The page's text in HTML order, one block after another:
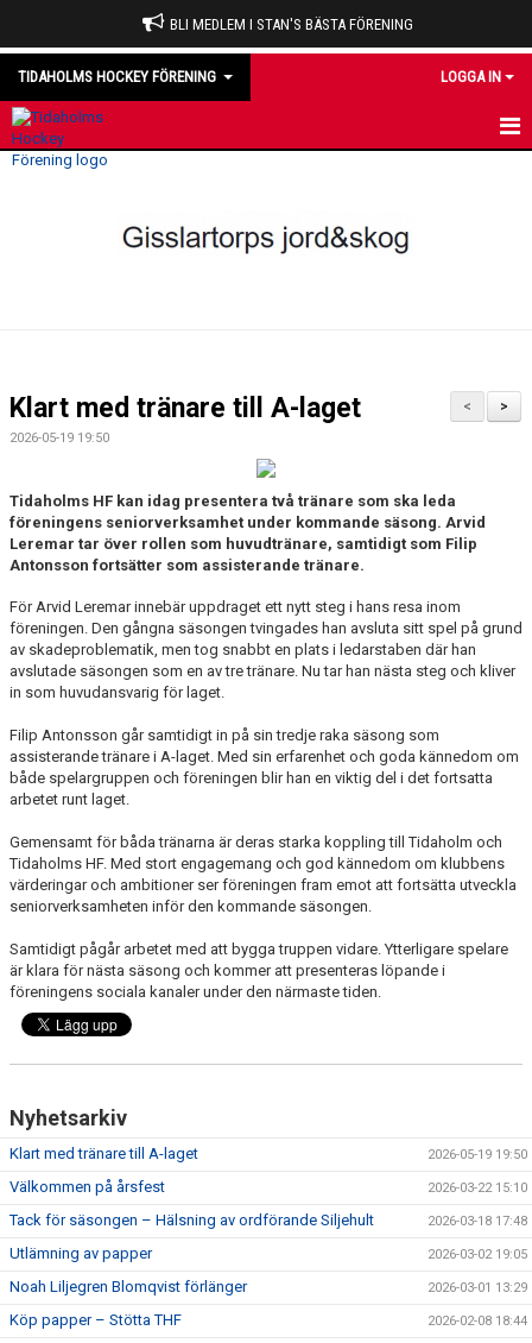
BLI MEDLEM I STAN'S BÄSTA FÖRENING
TIDAHOLMS HOCKEY FÖRENING LOGGA IN
MATCHER
MEDLEM
THF UNGDOMSPOLICY - RÖDA TRÅD
PROFILKLÄDER
BILDGALLERI
TRISSBOLAGET
DOKUMENT
ALLMÄNHETENS ÅKNING
FÖRSÄKRING
>
<
Klart med tränare till A-laget
2026-05-19 19:50
Tidaholms HF kan idag presentera två tränare som ska leda
föreningens seniorverksamhet under kommande säsong. Arvid
Leremar tar över rollen som huvudtränare, samtidigt som Filip
Antonsson fortsätter som assisterande tränare.
För Arvid Leremar innebär uppdraget ett nytt steg i hans resa inom
föreningen. Den gångna säsongen tvingades han avsluta sitt spel på grund
av skadeproblematik, men tog snabbt en plats i ledarstaben där han
avslutade säsongen som en av tre tränare. Nu tar han nästa steg och kliver
in som huvudansvarig för laget.
Filip Antonsson går samtidigt in på sin tredje raka säsong som
assisterande tränare i A-laget. Med sin erfarenhet och goda kännedom om
både spelargruppen och föreningen blir han en viktig del i det fortsatta
arbetet runt laget.
Gemensamt för båda tränarna är deras starka koppling till Tidaholm och
Tidaholms HF. Med stort engagemang och god kännedom om klubbens
värderingar och ambitioner ser föreningen fram emot att fortsätta utveckla
seniorverksamheten inför den kommande säsongen.
Samtidigt pågår arbetet med att bygga truppen vidare. Ytterligare spelare
är klara för nästa säsong och kommer att presenteras löpande i
föreningens sociala kanaler under den närmaste tiden.
Nyhetsarkiv
Klart med tränare till A-laget 2026-05-19 19:50
Välkommen på årsfest 2026-03-22 15:10
Tack för säsongen – Hälsning av ordförande Siljehult 2026-03-18 17:48
Utlämning av papper 2026-03-02 19:05
Noah Liljegren Blomqvist förlänger 2026-03-01 13:29
Köp papper – Stötta THF 2026-02-08 18:44